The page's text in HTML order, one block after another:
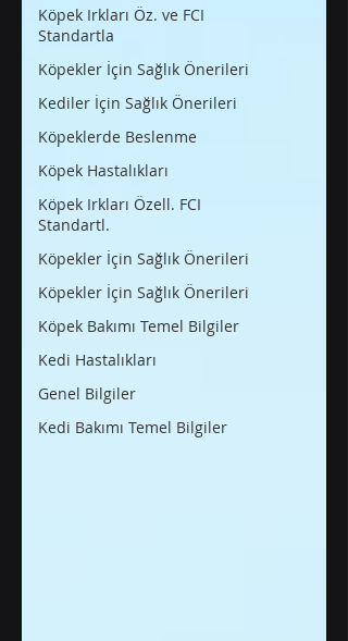
Köpek Irkları Öz. ve FCI
Standartla
Köpekler İçin Sağlık Önerileri
Kediler İçin Sağlık Önerileri
Köpeklerde Beslenme
Köpek Hastalıkları
Köpek Irkları Özell. FCI
Standartl.
Köpekler İçin Sağlık Önerileri
Köpekler İçin Sağlık Önerileri
Köpek Bakımı Temel Bilgiler
Kedi Hastalıkları
Genel Bilgiler
Kedi Bakımı Temel Bilgiler